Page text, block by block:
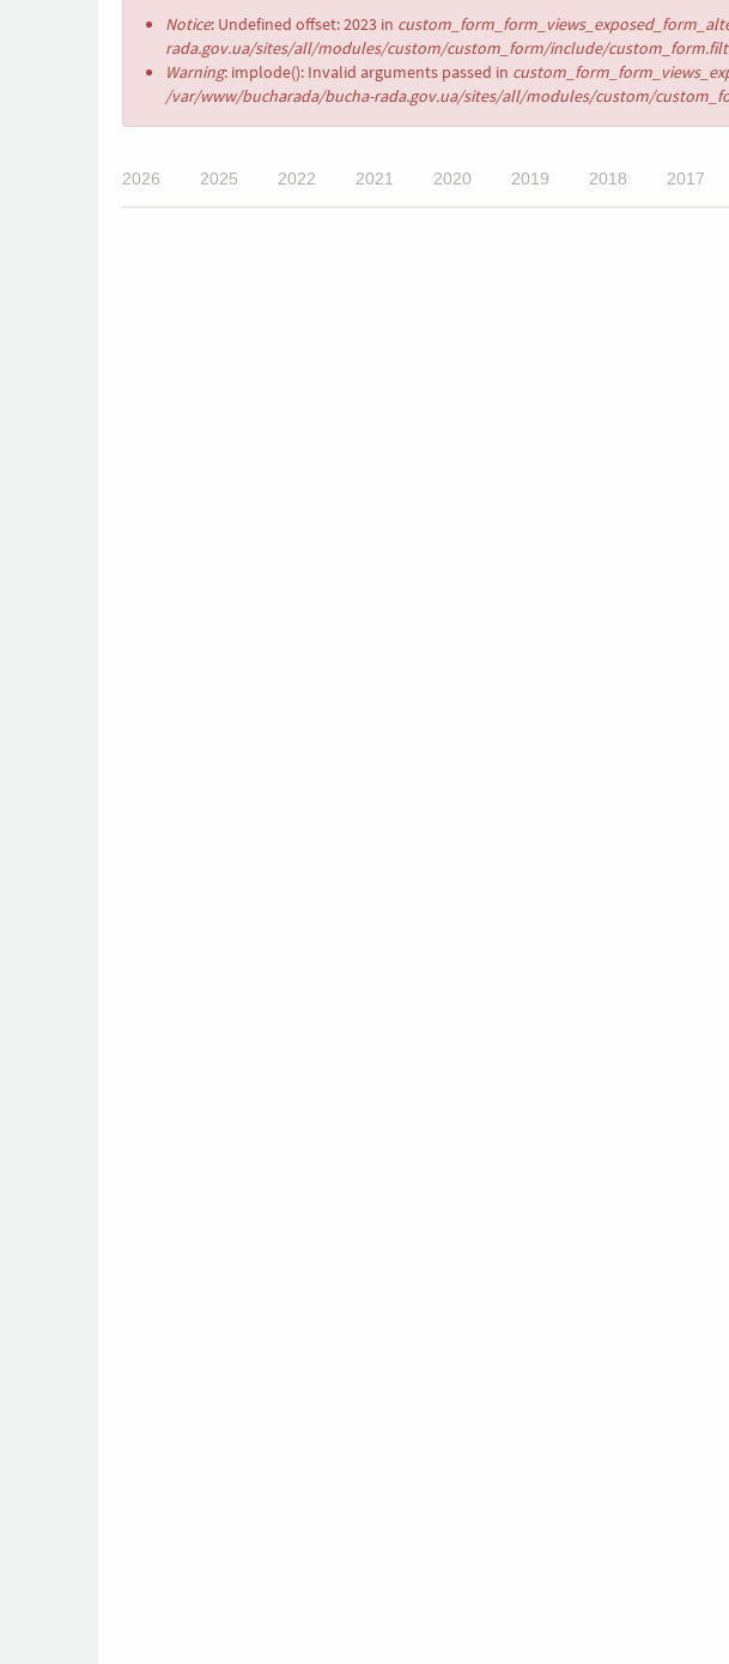
Повідомлення
про
помилку
Notice: Undefined offset: 2023 in
rada.gov.ua/sites/all/modules/custom/custom_form/include/
Warning: implode(): Invalid arguments passed in
/var/www/bucharada/bucha-rada.gov.ua/sites/all/modules/custom/
2026 2025 2022 2021 2020 2019 2018 2017